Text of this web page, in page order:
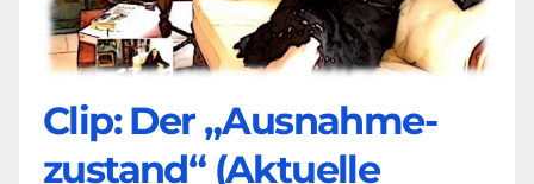
Clip: Der „Ausnahme-
zustand“ (Aktuelle